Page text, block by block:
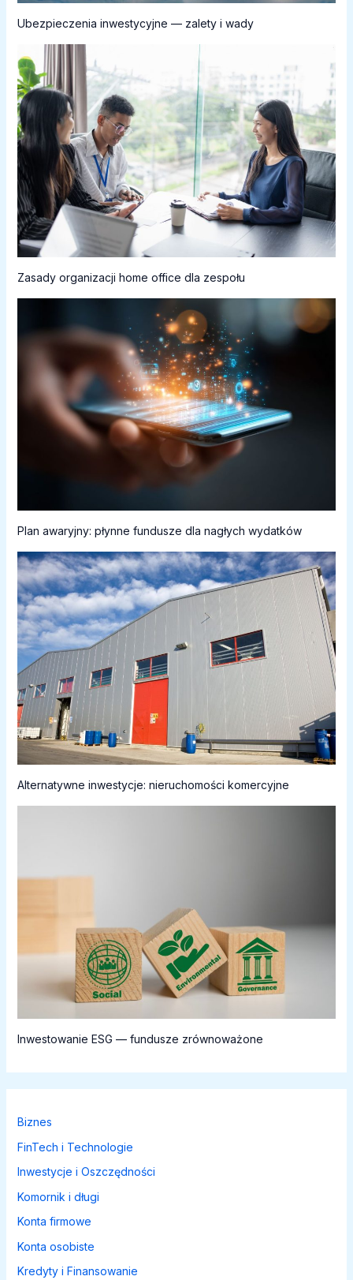
Ubezpieczenia inwestycyjne — zalety i wady
Zasady organizacji home office dla zespołu
Plan awaryjny: płynne fundusze dla nagłych wydatków
Alternatywne inwestycje: nieruchomości komercyjne
Inwestowanie ESG — fundusze zrównoważone
Biznes
FinTech i Technologie
Inwestycje i Oszczędności
Komornik i długi
Konta firmowe
Konta osobiste
Kredyty i Finansowanie